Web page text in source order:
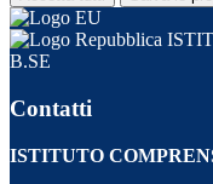
B.SE
Contatti
ISTITUTO